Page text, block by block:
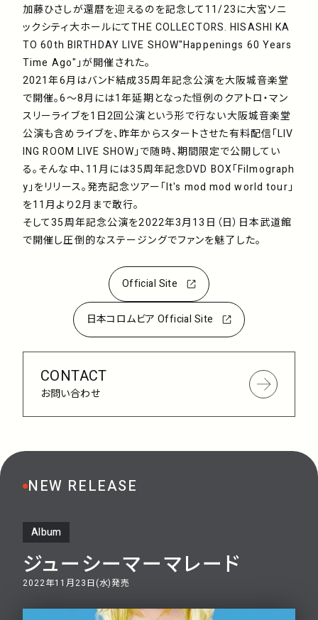
加藤ひさしが還暦を迎えるのを記念して11/23に大宮ソニ
ックシティ大ホールにてTHE COLLECTORS. HISASHI KA
TO 60th BIRTHDAY LIVE SHOW"Happenings 60 Years
Time Ago"」が開催された。
2021年6月はバンド結成35周年記念公演を大阪城音楽堂
で開催。6〜8月には1年延期となった恒例のクアトロ・マン
スリーライブを1日2回公演という形で行ない大阪城音楽堂
公演も含めライブを、昨年からスタートさせた有料配信「LIV
ING ROOM LIVE SHOW」で随時、期間限定で公開してい
る。そんな中、11月には35周年記念DVD BOX「Filmograph
y」をリリース。発売記念ツアー「It's mod mod world tour」
を11月より2月まで敢行。
そして35周年記念公演を2022年3月13日（日）日本武道館
で開催し圧倒的なステージングでファンを魅了した。
Official Site
日本コロムビア Official Site
CONTACT
お問い合わせ
NEW RELEASE
Album
ジューシーマーマレード
2022年11月23日(水)発売